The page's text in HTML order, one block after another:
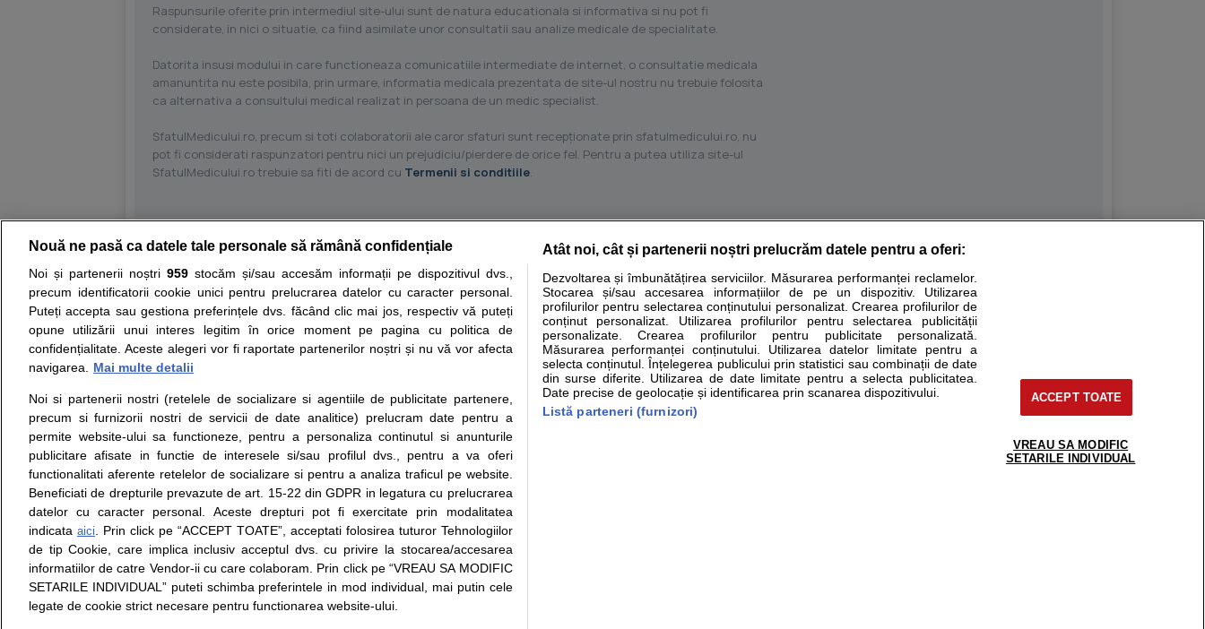
Raspunsurile oferite prin intermediul site-ului sunt de natura educationala si informativa si nu pot fi
considerate, in nici o situatie, ca fiind asimilate unor consultatii sau analize medicale de specialitate.
Datorita insusi modului in care functioneaza comunicatiile intermediate de internet, o consultatie medicala
amanuntita nu este posibila, prin urmare, informatia medicala prezentata de site-ul nostru nu trebuie folosita
ca alternativa a consultului medical realizat in persoana de un medic specialist.
SfatulMedicului.ro, precum si toti colaboratorii ale caror sfaturi sunt recepţionate prin sfatulmedicului.ro, nu
pot fi considerati raspunzatori pentru nici un prejudiciu/pierdere de orice fel. Pentru a putea utiliza site-ul
SfatulMedicului.ro trebuie sa fiti de acord cu Termenii si conditiile.
Resurse: Autoevaluare simptome Interpretare analize Specialitati medicale
Opiniile avizate ale medicilor, sfaturile si orice alte informatii despre sanatate disponibile pe sfatulmedicului.ro au scop informativ si educational. Ele nu pot substitui consultul medical direct si
nici diagnosticul stabilit in urma investigatiilor si analizelor medicale. Va sfatuim, ca pe langa informatia primita pe sfatulmedicului.ro sa consultati fie medicul Dvs., fie unul dintre medicii pe care
ii punem la dispozitie pentru programare in sistemul de programari la medic Clickmed.
Despre noi
Contact
Intrebari frecvente
Consultanti
medicali
Termeni si conditii
Politica de
confidentialitate
Politica de cookie
Modifica Setarile Cookie
Drepturile consumatorului
Protectia consumatorilor -
ANPC
Solutionarea Alternativa a
Litigiilor
Info consumator: 0800.080.999
Formulare europene - CNAS
Ministerul Sanatatii - ANMDM
Parteneri
Inscriere clinica
Pentru pacient
support@sfatulmedicului.ro
0374 109 268
© Copyright © 2005 - 2026
SFATUL MEDICULUI.ro S.A, CUI: RO 38847631, J40/1995/2018, cu sediul in Bucuresti, Bulevardul Pierre de Coubertin, Office Building, Spatiul E6-11, etaj 6, sector 2, cod 021901
Nouă ne pasă ca datele tale personale să rămână confidențiale
Noi și partenerii noștri 959stocăm și/sau accesăm informații pe dispozitivul dvs.,
precum identificatorii cookie unici pentru prelucrarea datelor cu caracter personal.
Puteți accepta sau gestiona preferințele dvs. făcând clic mai jos, respectiv vă puteți
opune utilizării unui interes legitim în orice moment pe pagina cu politica de
confidențialitate. Aceste alegeri vor fi raportate partenerilor noștri și nu vă vor afecta
navigarea.
Mai multe detalii
Noi si partenerii nostri (retelele de socializare si agentiile de publicitate partenere,
precum si furnizorii nostri de servicii de date analitice) prelucram date pentru a
permite website-ului sa functioneze, pentru a personaliza continutul si anunturile
publicitare afisate in functie de interesele si/sau profilul dvs., pentru a va oferi
functionalitati aferente retelelor de socializare si pentru a analiza traficul pe website.
Beneficiati de drepturile prevazute de art. 15-22 din GDPR in legatura cu prelucrarea
datelor cu caracter personal. Aceste drepturi pot fi exercitate prin modalitatea
indicata aici. Prin click pe “ACCEPT TOATE”, acceptati folosirea tuturor Tehnologiilor
de tip Cookie, care implica inclusiv acceptul dvs. cu privire la stocarea/accesarea
informatiilor de catre Vendor-ii cu care colaboram. Prin click pe “VREAU SA MODIFIC
SETARILE INDIVIDUAL” puteti schimba preferintele in mod individual, mai putin cele
legate de cookie strict necesare pentru functionarea website-ului.
Atât noi, cât și partenerii noștri prelucrăm datele pentru a oferi:
Dezvoltarea și îmbunătățirea serviciilor. Măsurarea performanței reclamelor.
Stocarea și/sau accesarea informațiilor de pe un dispozitiv. Utilizarea
profilurilor pentru selectarea conținutului personalizat. Crearea profilurilor de
conținut personalizat. Utilizarea profilurilor pentru selectarea publicității
personalizate. Crearea profilurilor pentru publicitate personalizată.
Măsurarea performanței conținutului. Utilizarea datelor limitate pentru a
selecta conținutul. Înțelegerea publicului prin statistici sau combinații de date
din surse diferite. Utilizarea de date limitate pentru a selecta publicitatea.
Date precise de geolocație și identificarea prin scanarea dispozitivului.
Listă parteneri (furnizori)
ACCEPT TOATE
VREAU SA MODIFIC
SETARILE INDIVIDUAL